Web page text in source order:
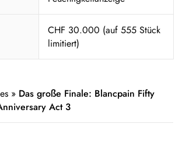
CHF 30.000 (auf 555 Stück
limitiert)
» Das große Finale: Blancpain Fifty
Act 3